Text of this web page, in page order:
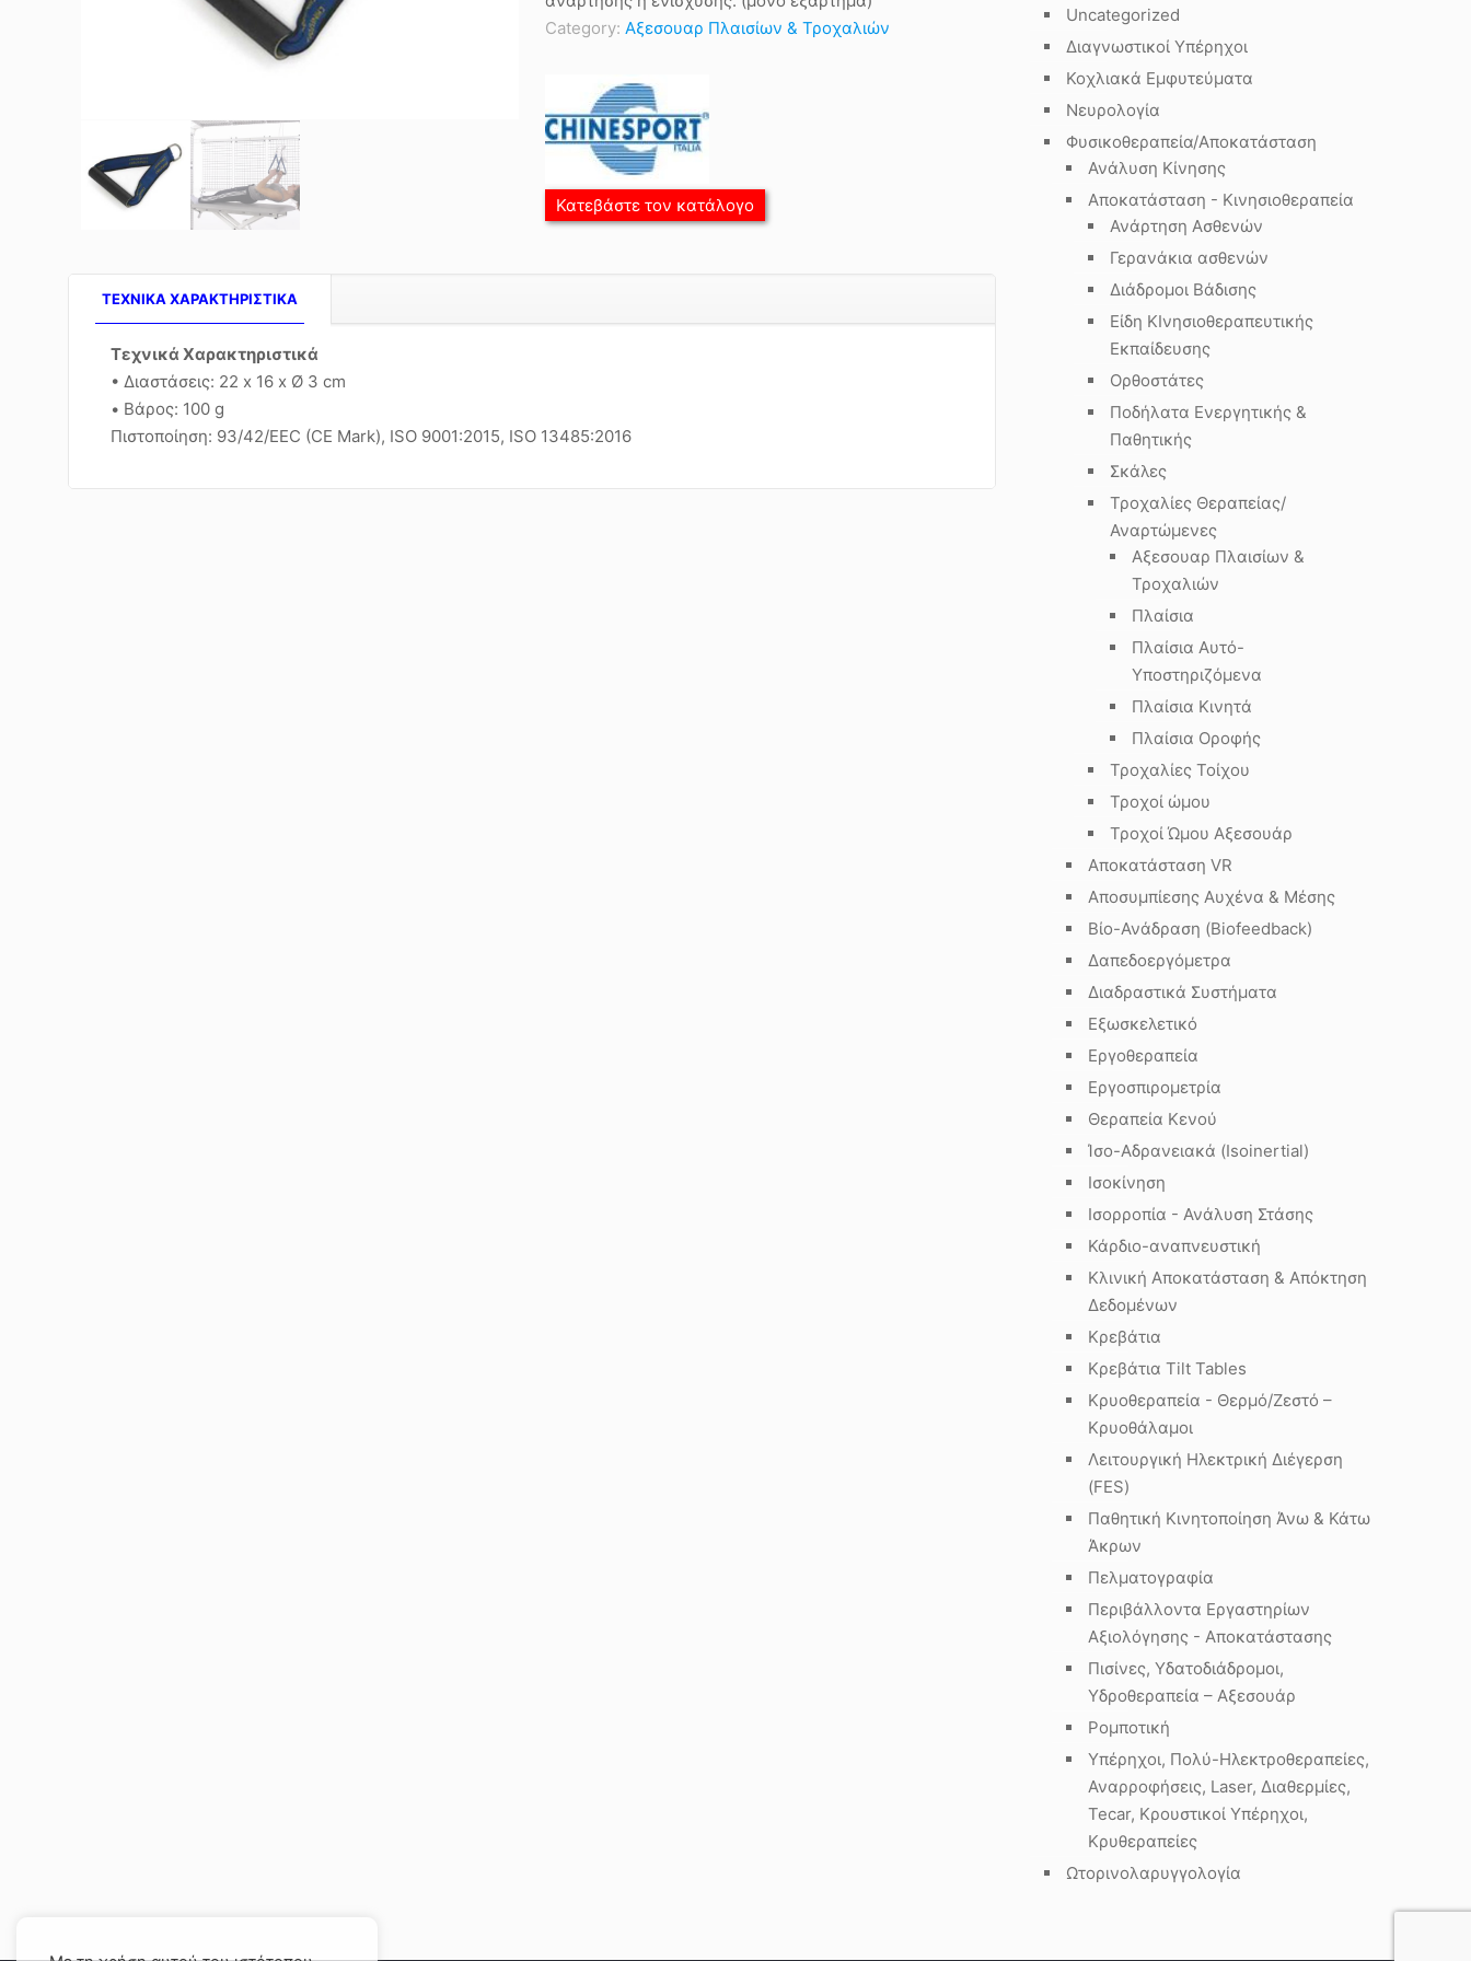
Category: Αξεσουαρ Πλαισίων & Τροχαλιών
Κατεβάστε τον κατάλογο
TEXNIKA ΧΑΡΑΚΤΗΡΙΣΤΙΚΑ
Τεχνικά Χαρακτηριστικά
• Διαστάσεις: 22 x 16 x Ø 3 cm
• Βάρος: 100 g
Πιστοποίηση: 93/42/EEC (CE Mark), ISO 9001:2015, ISO 13485:2016
Uncategorized
Διαγνωστικοί Υπέρηχοι
Κοχλιακά Εμφυτεύματα
Νευρολογία
Φυσικοθεραπεία/Αποκατάσταση
Ανάλυση Κίνησης
Αποκατάσταση - Κινησιοθεραπεία
Ανάρτηση Ασθενών
Γερανάκια ασθενών
Διάδρομοι Βάδισης
Είδη ΚΙνησιοθεραπευτικής
Εκπαίδευσης
Ορθοστάτες
Ποδήλατα Ενεργητικής &
Παθητικής
Σκάλες
Τροχαλίες Θεραπείας/
Αναρτώμενες
Αξεσουαρ Πλαισίων &
Τροχαλιών
Πλαίσια
Πλαίσια Αυτό-
Υποστηριζόμενα
Πλαίσια Κινητά
Πλαίσια Οροφής
Τροχαλίες Τοίχου
Τροχοί ώμου
Τροχοί Ώμου Αξεσουάρ
Αποκατάσταση VR
Αποσυμπίεσης Αυχένα & Μέσης
Βίο-Ανάδραση (Biofeedback)
Δαπεδοεργόμετρα
Διαδραστικά Συστήματα
Εξωσκελετικό
Εργοθεραπεία
Εργοσπιρομετρία
Θεραπεία Κενού
Ίσο-Αδρανειακά (Isoinertial)
Ισοκίνηση
Ισορροπία - Ανάλυση Στάσης
Κάρδιο-αναπνευστική
Κλινική Αποκατάσταση & Απόκτηση
Δεδομένων
Κρεβάτια
Κρεβάτια Tilt Tables
Κρυοθεραπεία - Θερμό/Ζεστό –
Κρυοθάλαμοι
Λειτουργική Ηλεκτρική Διέγερση
(FES)
Παθητική Κινητοποίηση Άνω & Κάτω
Άκρων
Πελματογραφία
Περιβάλλοντα Εργαστηρίων
Αξιολόγησης - Αποκατάστασης
Πισίνες, Υδατοδιάδρομοι,
Υδροθεραπεία – Αξεσουάρ
Ρομποτική
Υπέρηχοι, Πολύ-Ηλεκτροθεραπείες,
Αναρροφήσεις, Laser, Διαθερμίες,
Tecar, Κρουστικοί Υπέρηχοι,
Κρυθεραπείες
Ωτορινολαρυγγολογία